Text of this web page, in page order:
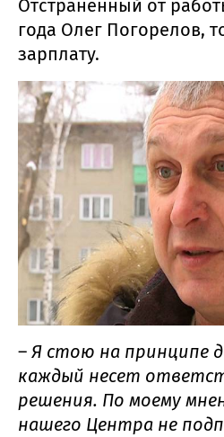
Отстраненный от
года Олег Погорелов,
зарплату.
– Я стою на принципе
каждый несет
решения. По моему
нашего Центра не